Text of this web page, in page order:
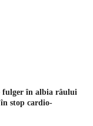
în albia râului
stop cardio-